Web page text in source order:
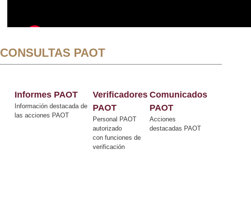
CONSULTAS PAOT
Informes PAOT
Información destacada de
las acciones PAOT
Verificadores
PAOT
Personal PAOT
autorizado
con funciones de
verificación
Comunicados
PAOT
Acciones
destacadas PAOT